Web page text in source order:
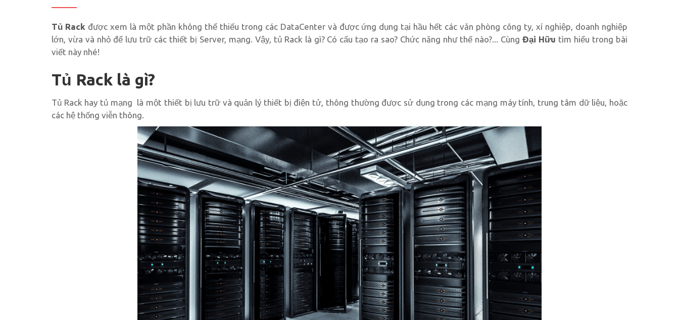
Tủ Rack được xem là một phần không thể thiếu trong các DataCenter và được ứng dụng tại hầu hết các văn phòng công ty, xí nghiệp, doanh nghiệp
lớn, vừa và nhỏ để lưu trữ các thiết bị Server, mạng. Vậy, tủ Rack là gì? Có cấu tạo ra sao? Chức năng như thế nào?... CùngĐại Hữu tìm hiểu trong bài
viết này nhé!
Tủ Rack là gì?
Tủ Rack hay tủ mạng là một thiết bị lưu trữ và quản lý thiết bị điện tử, thông thường được sử dụng trong các mạng máy tính, trung tâm dữ liệu, hoặc
các hệ thống viễn thông.